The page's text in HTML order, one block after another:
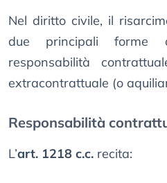
Nel diritto civile, il
due principali forme
responsabilità
extracontrattuale (o
Responsabilità
L’art. 1218 c.c. recita: